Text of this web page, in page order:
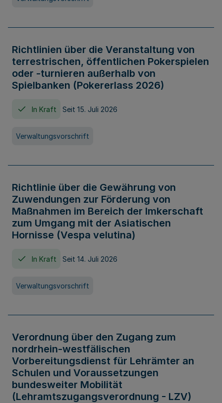
Richtlinien über die Veranstaltung von
terrestrischen, öffentlichen Pokerspielen
oder -turnieren außerhalb von
Spielbanken (Pokererlass 2026)
In Kraft Seit 15. Juli 2026
Verwaltungsvorschrift
Richtlinie über die Gewährung von
Zuwendungen zur Förderung von
Maßnahmen im Bereich der Imkerschaft
zum Umgang mit der Asiatischen
Hornisse (Vespa velutina)
In Kraft Seit 14. Juli 2026
Verwaltungsvorschrift
Verordnung über den Zugang zum
nordrhein-westfälischen
Vorbereitungsdienst für Lehrämter an
Schulen und Voraussetzungen
bundesweiter Mobilität
(Lehramtszugangsverordnung - LZV)